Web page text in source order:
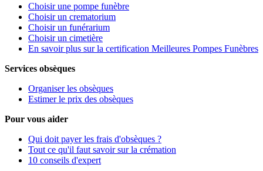
Choisir une pompe funèbre
Choisir un crematorium
Choisir un funérarium
Choisir un cimetière
En savoir plus sur la certification Meilleures Pompes Funèbres
Services obsèques
Organiser les obsèques
Estimer le prix des obsèques
Pour vous aider
Qui doit payer les frais d'obsèques ?
Tout ce qu'il faut savoir sur la crémation
10 conseils d'expert